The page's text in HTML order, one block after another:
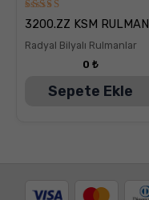
5
üzerinden
oy aldı
3200.ZZ KSM RULMAN
Radyal Bilyalı Rulmanlar
0₺
Sepete Ekle